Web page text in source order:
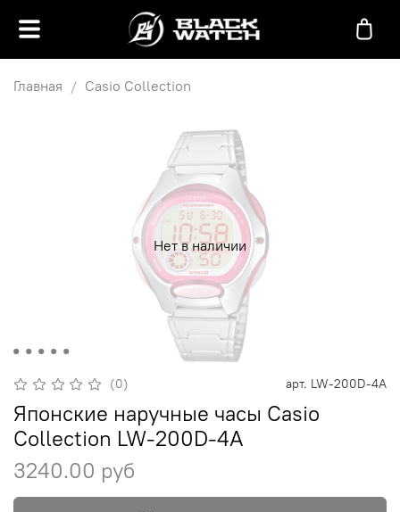
Главная Casio Collection
Нет в наличии
(0) арт. LW-200D-4A
Японские наручные часы Casio
Collection LW-200D-4A
3240.00 руб